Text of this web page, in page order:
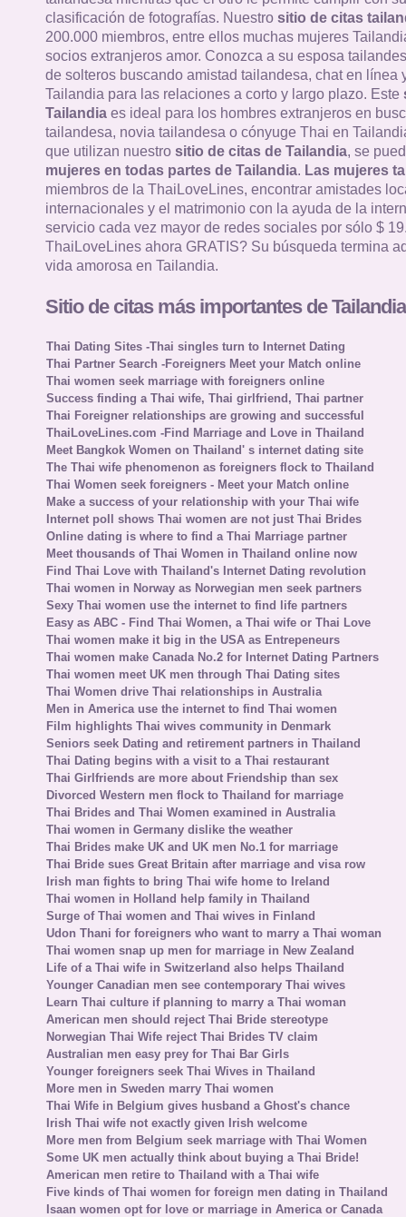
clasificación de fotografías. Nuestro sitio de citas
200.000 miembros, entre ellos muchas mujeres
socios extranjeros amor. Conozca a su esposa
de solteros buscando amistad tailandesa, chat en línea
Tailandia para las relaciones a corto y largo plazo. Este
Tailandiaes ideal para los hombres extranjeros en
tailandesa, novia tailandesa o cónyuge Thai en
que utilizan nuestro sitio de citas de Tailandia, se
mujeres en todas partes de Tailandia. Las mujeres
miembros de la ThaiLoveLines, encontrar amistades
internacionales y el matrimonio con la ayuda de la
servicio cada vez mayor de redes sociales por sólo $
ThaiLoveLines ahora GRATIS? Su búsqueda termina
vida amorosa en Tailandia.
Sitio de citas más importantes de
Thai Dating Sites -Thai singles turn to Internet Dating
Thai Partner Search -Foreigners Meet your Match online
Thai women seek marriage with foreigners online
Success finding a Thai wife, Thai girlfriend, Thai partner
Thai Foreigner relationships are growing and successful
ThaiLoveLines.com -Find Marriage and Love in Thailand
Meet Bangkok Women on Thailand' s internet dating site
The Thai wife phenomenon as foreigners flock to Thailand
Thai Women seek foreigners - Meet your Match online
Make a success of your relationship with your Thai wife
Internet poll shows Thai women are not just Thai Brides
Online dating is where to find a Thai Marriage partner
Meet thousands of Thai Women in Thailand online now
Find Thai Love with Thailand's Internet Dating revolution
Thai women in Norway as Norwegian men seek partners
Sexy Thai women use the internet to find life partners
Easy as ABC - Find Thai Women, a Thai wife or Thai Love
Thai women make it big in the USA as Entrepeneurs
Thai women make Canada No.2 for Internet Dating Partners
Thai women meet UK men through Thai Dating sites
Thai Women drive Thai relationships in Australia
Men in America use the internet to find Thai women
Film highlights Thai wives community in Denmark
Seniors seek Dating and retirement partners in Thailand
Thai Dating begins with a visit to a Thai restaurant
Thai Girlfriends are more about Friendship than sex
Divorced Western men flock to Thailand for marriage
Thai Brides and Thai Women examined in Australia
Thai women in Germany dislike the weather
Thai Brides make UK and UK men No.1 for marriage
Thai Bride sues Great Britain after marriage and visa row
Irish man fights to bring Thai wife home to Ireland
Thai women in Holland help family in Thailand
Surge of Thai women and Thai wives in Finland
Udon Thani for foreigners who want to marry a Thai woman
Thai women snap up men for marriage in New Zealand
Life of a Thai wife in Switzerland also helps Thailand
Younger Canadian men see contemporary Thai wives
Learn Thai culture if planning to marry a Thai woman
American men should reject Thai Bride stereotype
Norwegian Thai Wife reject Thai Brides TV claim
Australian men easy prey for Thai Bar Girls
Younger foreigners seek Thai Wives in Thailand
More men in Sweden marry Thai women
Thai Wife in Belgium gives husband a Ghost's chance
Irish Thai wife not exactly given Irish welcome
More men from Belgium seek marriage with Thai Women
Some UK men actually think about buying a Thai Bride!
American men retire to Thailand with a Thai wife
Five kinds of Thai women for foreign men dating in Thailand
Isaan women opt for love or marriage in America or Canada